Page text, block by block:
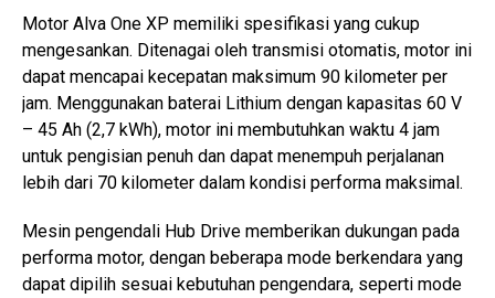
Motor Alva One XP memiliki spesifikasi yang cukup
mengesankan. Ditenagai oleh transmisi otomatis, motor ini
dapat mencapai kecepatan maksimum 90 kilometer per
jam. Menggunakan baterai Lithium dengan kapasitas 60 V
– 45 Ah (2,7 kWh), motor ini membutuhkan waktu 4 jam
untuk pengisian penuh dan dapat menempuh perjalanan
lebih dari 70 kilometer dalam kondisi performa maksimal.
Mesin pengendali Hub Drive memberikan dukungan pada
performa motor, dengan beberapa mode berkendara yang
dapat dipilih sesuai kebutuhan pengendara, seperti mode